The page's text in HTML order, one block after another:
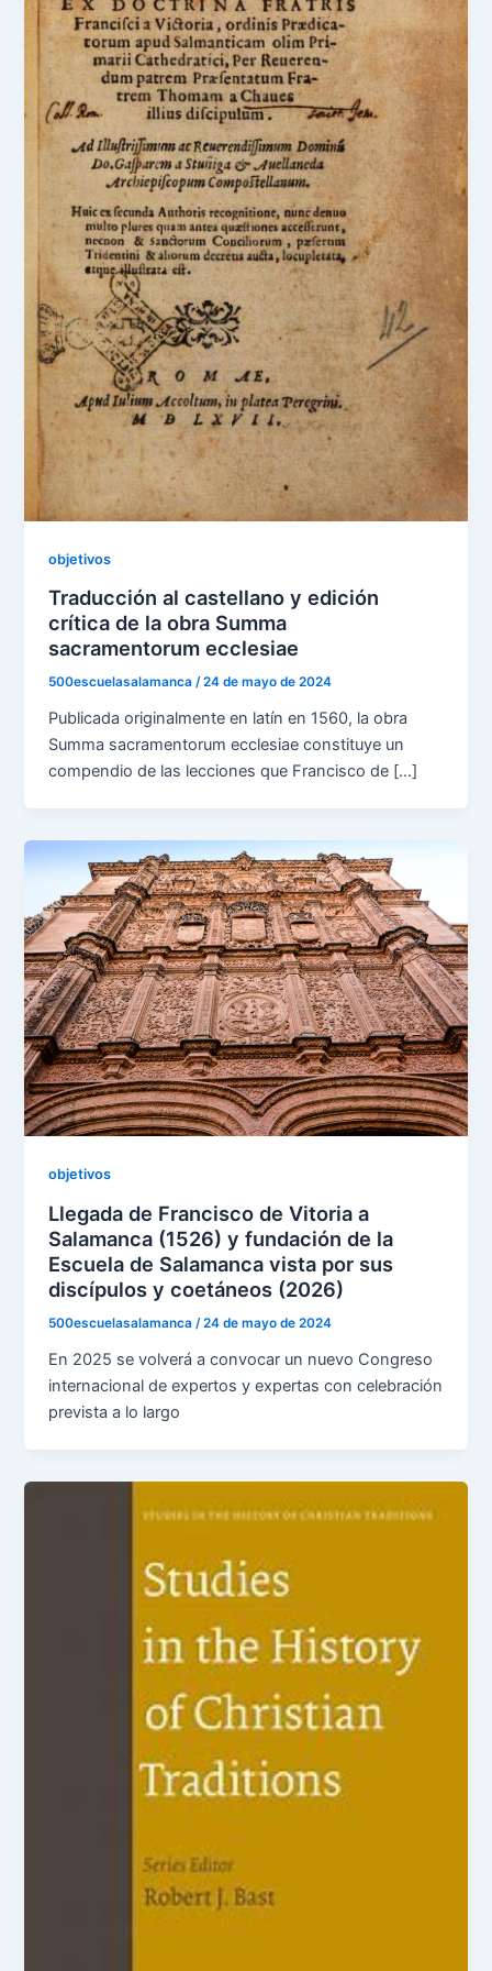
objetivos
Traducción al castellano y edición
crítica de la obra Summa
sacramentorum ecclesiae
500escuelasalamanca/24 de mayo de 2024
Publicada originalmente en latín en 1560, la obra
Summa sacramentorum ecclesiae constituye un
compendio de las lecciones que Francisco de […]
objetivos
Llegada de Francisco de Vitoria a
Salamanca (1526) y fundación de la
Escuela de Salamanca vista por sus
discípulos y coetáneos (2026)
500escuelasalamanca/24 de mayo de 2024
En 2025 se volverá a convocar un nuevo Congreso
internacional de expertos y expertas con celebración
prevista a lo largo